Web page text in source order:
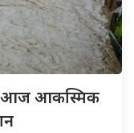
आज आकस्मिक